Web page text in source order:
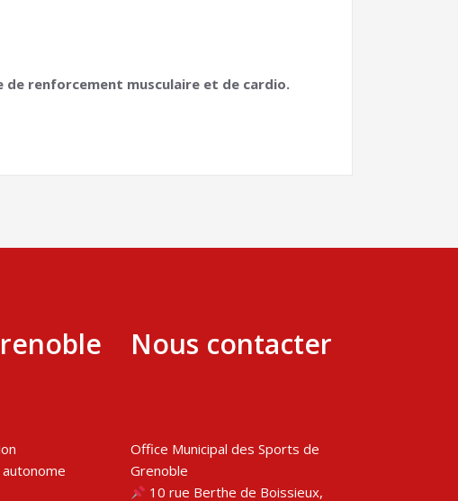
de renforcement musculaire et de cardio.
Nous contacter
Office Municipal des Sports de
Grenoble
10 rue Berthe de Boissieux,